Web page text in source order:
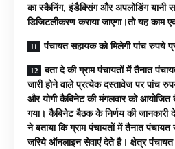
का स्कैनिंग, इंडैक्सिंग और अपलोडिंग यानी
डिजिटलीकरण कराया जाएगा।तो यह काम
पंचायत सहायक को मिलेगी पांच रुपये
बता दे की ग्राम पंचायतों में तैनात
जारी होने वाले प्रत्येक दस्तावेज पर पांच
और योगी कैबिनेट की मंगलवार को आयोजित
गया। कैबिनेट बैठक के निर्णय की जानकारी
ने बताया कि ग्राम पंचायतों में तैनात
जरिये ऑनलाइन सेवाएं देते है। क्षेत्र